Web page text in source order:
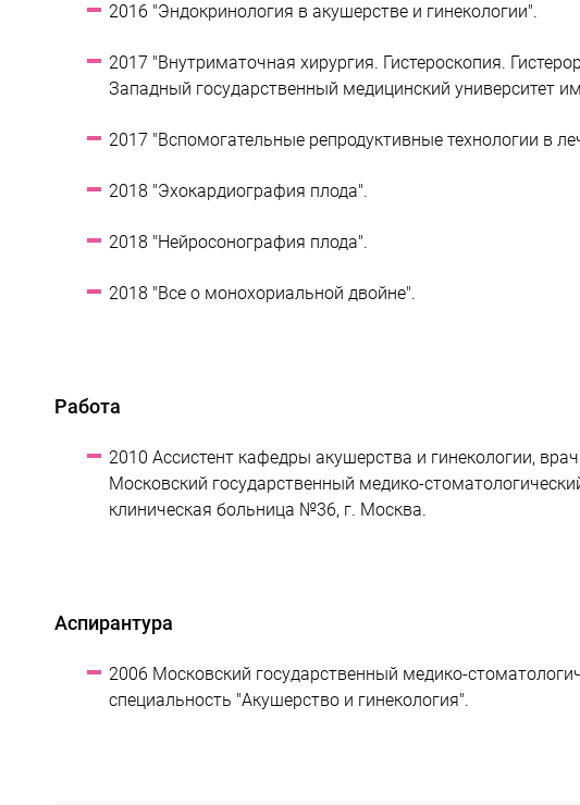
2016 "Эндокринология в акушерстве и гинекологии".
2017 "Внутриматочная хирургия. Гистероскопия.
Западный государственный медицинский университет
2017 "Вспомогательные репродуктивные технологии в
2018 "Эхокардиография плода".
2018 "Нейросонография плода".
2018 "Все о монохориальной двойне".
Работа
2010 Ассистент кафедры акушерства и гинекологии,
Московский государственный медико-
клиническая больница №36, г. Москва.
Аспирантура
2006 Московский государственный медико-
специальность "Акушерство и гинекология".